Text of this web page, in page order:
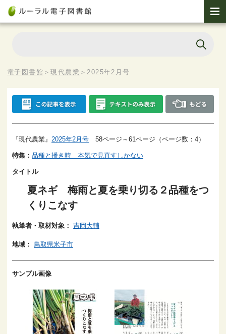
電子図書館 ＞現代農業 ＞2025年2月号
『現代農業』 2025年2月号 58ページ～61ページ（ページ数：4）
特集： 品種と播き時 本気で見直すしかない
タイトル
夏ネギ 梅雨と夏を乗り切る２品種をつ
くりこなす
執筆者・取材対象： 吉岡大輔
地域： 鳥取県米子市
サンプル画像